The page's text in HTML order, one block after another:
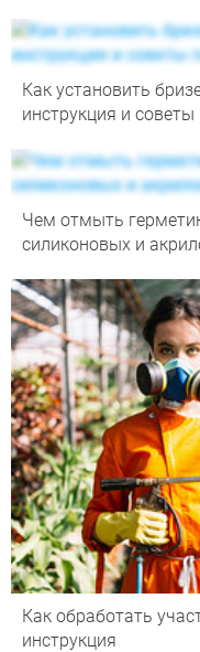
Как установить
инструкция и
Чем отмыть
силиконовых и
Как обработать
инструкция